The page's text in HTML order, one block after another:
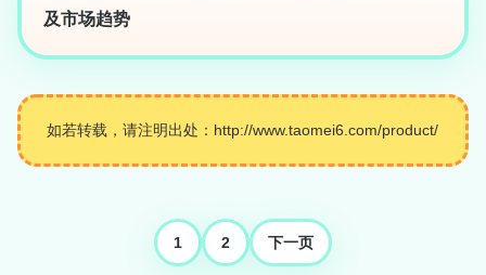
及市场趋势
如若转载，请注明出处：http://www.taomei6.com/product/
1 2 下一页